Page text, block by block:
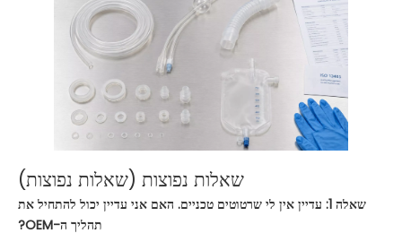
שאלות נפוצות (שאלות נפוצות)
שאלה 1: עדיין אין לי שרטוטים טכניים. האם אני עדיין יכול להתחיל את
תהליך ה-OEM?